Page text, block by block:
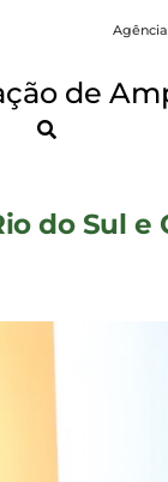
de
do Sul e